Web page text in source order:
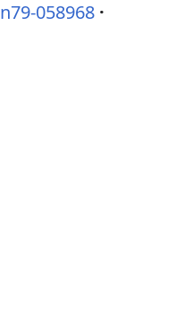
n79-058968